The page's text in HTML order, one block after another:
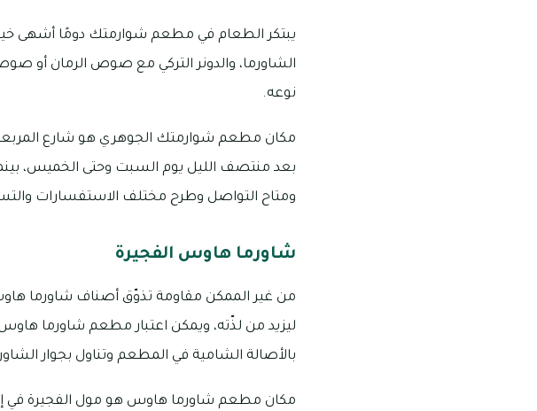
يبتكر الطعام في مطعم شوارمتك دومًا أشهى
الشاورما، والدونر التركي مع صوص الرمان أو
نوعه.
ومتاح التواصل وطرح مختلف الاستفسارات والتساؤلات
شاورما هاوس الفجيرة
من غير الممكن مقاومة تذوّق أصناف شاورما
ليزيد من لذّته، ويمكن اعتبار مطعم شاورما
بالأصالة الشامية في المطعم وتناول بجوار